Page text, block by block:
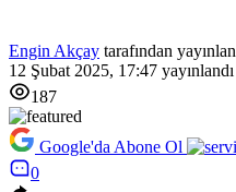
Engin Akçay tarafından
12 Şubat 2025, 17:47 yayınlandı
187
Google'da Abone Ol
0